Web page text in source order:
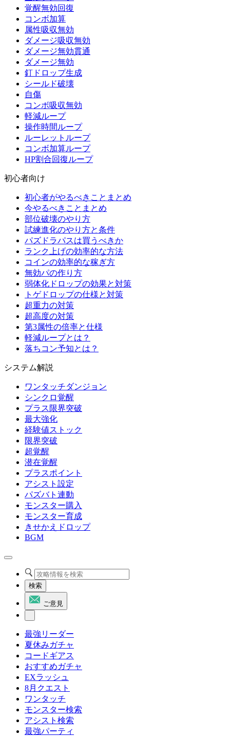
覚醒無効回復
コンボ加算
属性吸収無効
ダメージ吸収無効
ダメージ無効貫通
ダメージ無効
釘ドロップ生成
シールド破壊
自傷
コンボ吸収無効
軽減ループ
操作時間ループ
ルーレットループ
コンボ加算ループ
HP割合回復ループ
初心者向け
初心者がやるべきことまとめ
今やるべきことまとめ
部位破壊のやり方
試練進化のやり方と条件
パズドラパスは買うべきか
ランク上げの効率的な方法
コインの効率的な稼ぎ方
無効パの作り方
弱体化ドロップの効果と対策
トゲドロップの仕様と対策
超重力の対策
超高度の対策
第3属性の倍率と仕様
軽減ループとは？
落ちコン予知とは？
システム解説
ワンタッチダンジョン
シンクロ覚醒
プラス限界突破
最大強化
経験値ストック
限界突破
超覚醒
潜在覚醒
プラスポイント
アシスト設定
パズバト連動
モンスター購入
モンスター育成
きせかえドロップ
BGM
検索
ご意見
最強リーダー
夏休みガチャ
コードギアス
おすすめガチャ
EXラッシュ
8月クエスト
ワンタッチ
モンスター検索
アシスト検索
最強パーティ